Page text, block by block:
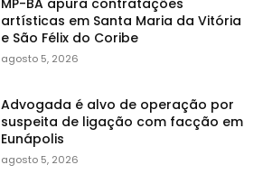
MP-BA apura contratações
artísticas em Santa Maria da Vitória
e São Félix do Coribe
agosto 5, 2026
Advogada é alvo de operação por
suspeita de ligação com facção em
Eunápolis
agosto 5, 2026